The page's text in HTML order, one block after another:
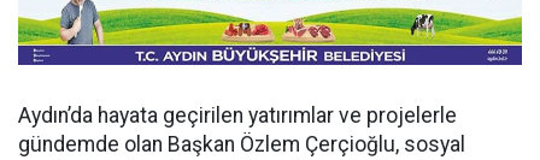
Aydın’da hayata geçirilen yatırımlar ve projelerle
gündemde olan Başkan Özlem Çerçioğlu, sosyal